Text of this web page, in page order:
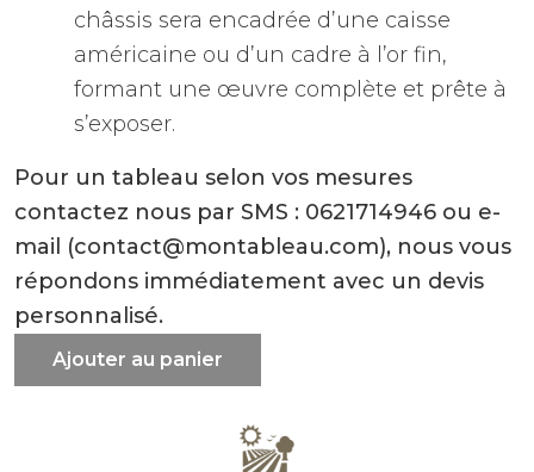
châssis sera encadrée d’une caisse
américaine ou d’un cadre à l’or fin,
formant une œuvre complète et prête à
s’exposer.
Pour un tableau selon vos mesures
contactez nous par SMS : 0621714946 ou e-
mail (contact@montableau.com), nous vous
répondons immédiatement avec un devis
personnalisé.
Ajouter au panier